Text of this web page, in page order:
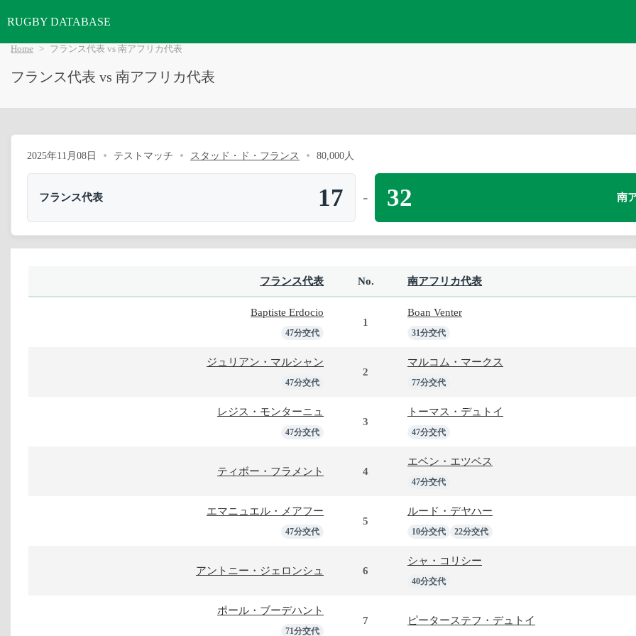
RUGBY DATABASE
Home フランス代表 vs 南アフリカ代表
フランス代表 vs 南アフリカ代表
2025年11月08日 テストマッチ スタッド・ド・フランス 80,000人
フランス代表 17 - 南
32
フランス代表 No. 南アフリカ代表
Baptiste Erdocio
47分交代
1
Boan Venter
31分交代
ジュリアン・マルシャン
47分交代
2
マルコム・マークス
77分交代
レジス・モンターニュ
47分交代
3
トーマス・デュトイ
47分交代
ティボー・フラメント 4
エベン・エツベス
47分交代
エマニュエル・メアフー
47分交代
5
ルード・デヤハー
10分交代 22分交代
アントニー・ジェロンシュ 6
シャ・コリシー
40分交代
ポール・ブーデハント
71分交代
7 ピーターステフ・デュトイ